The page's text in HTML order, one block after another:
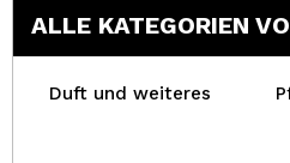
ALLE KATEGORIEN
Duft und weiteres